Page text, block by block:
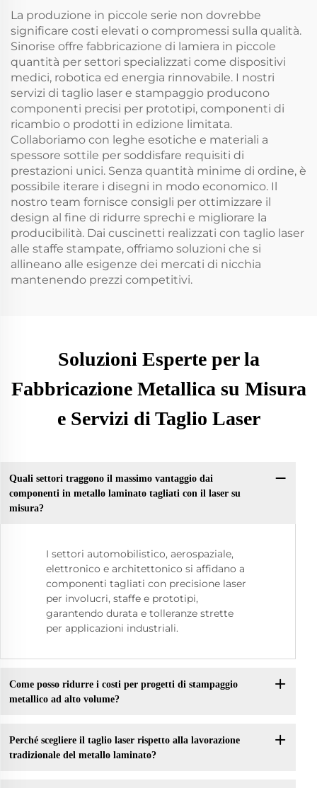
La produzione in piccole serie non dovrebbe
significare costi elevati o compromessi sulla qualità.
Sinorise offre fabbricazione di lamiera in piccole
quantità per settori specializzati come dispositivi
medici, robotica ed energia rinnovabile. I nostri
servizi di taglio laser e stampaggio producono
componenti precisi per prototipi, componenti di
ricambio o prodotti in edizione limitata.
Collaboriamo con leghe esotiche e materiali a
spessore sottile per soddisfare requisiti di
prestazioni unici. Senza quantità minime di ordine, è
possibile iterare i disegni in modo economico. Il
nostro team fornisce consigli per ottimizzare il
design al fine di ridurre sprechi e migliorare la
producibilità. Dai cuscinetti realizzati con taglio laser
alle staffe stampate, offriamo soluzioni che si
allineano alle esigenze dei mercati di nicchia
mantenendo prezzi competitivi.
Soluzioni Esperte per la
Fabbricazione Metallica su Misura
e Servizi di Taglio Laser
Quali settori traggono il massimo vantaggio dai
componenti in metallo laminato tagliati con il laser su
misura?
I settori automobilistico, aerospaziale,
elettronico e architettonico si affidano a
componenti tagliati con precisione laser
per involucri, staffe e prototipi,
garantendo durata e tolleranze strette
per applicazioni industriali.
Come posso ridurre i costi per progetti di stampaggio
metallico ad alto volume?
Perché scegliere il taglio laser rispetto alla lavorazione
tradizionale del metallo laminato?